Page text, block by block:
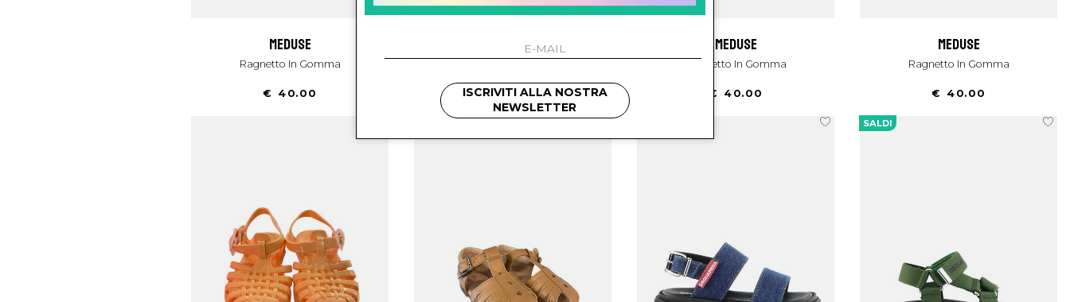
meduse
Ragnetto In Gomma
€ 40.00
meduse
€ 40.00
meduse
Ragnetto In Gomma
€ 40.00
meduse
Ragnetto In Gomma
€ 40.00
SALDI
ISCRIVITI ALLA NOSTRA
NEWSLETTER